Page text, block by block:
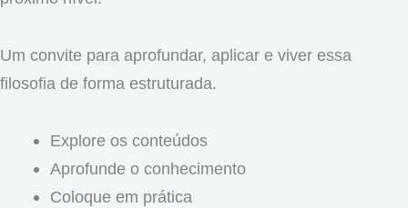
Um convite para aprofundar, aplicar e viver essa
filosofia de forma estruturada.
Explore os conteúdos
Aprofunde o conhecimento
Coloque em prática